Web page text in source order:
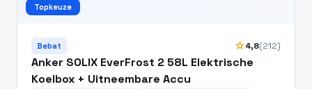
Topkeuze
Bebat star4,8(212)
Anker SOLIX EverFrost 2 58L Elektrische
Koelbox + Uitneembare Accu